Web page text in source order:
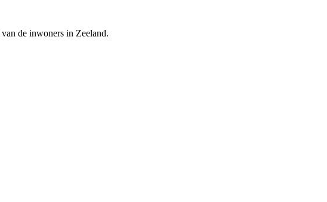
de inwoners in Zeeland.